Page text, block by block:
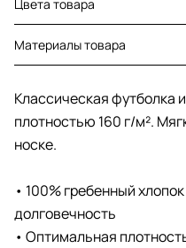
Цвета товара
Материалы товара
Классическая футболка
плотностью 160 г/м².
носке.
• 100% гребенный
долговечность
• Оптимальная